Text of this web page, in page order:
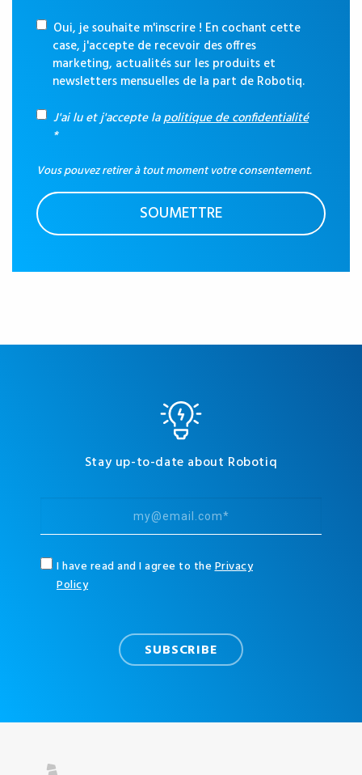
Oui, je souhaite m'inscrire ! En cochant cette
case, j'accepte de recevoir des offres
marketing, actualités sur les produits et
newsletters mensuelles de la part de Robotiq.
J'ai lu et j'accepte lapolitique de confidentialité
*
Vous pouvez retirer à tout moment votre consentement.
Stay up-to-date about Robotiq
I have read and I agree to thePrivacy
Policy